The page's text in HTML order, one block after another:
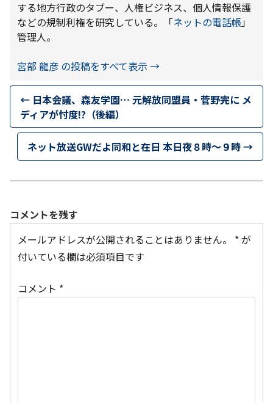
する地方行政のタブー、人権ビジネス、個人情報保護
などの規制利権を研究している。「ネットの電話帳」
管理人。
宮部 龍彦 の投稿をすべて表示 →
← 日本会議、森友学園… 元解放同盟員・菅野完に メ
ディアが忖度!?（後編）
ネット放送GWだよ同和と在日 本日夜８時～９時→
コメントを残す
メールアドレスが公開されることはありません。
*が
付いている欄は必須項目です
コメント *